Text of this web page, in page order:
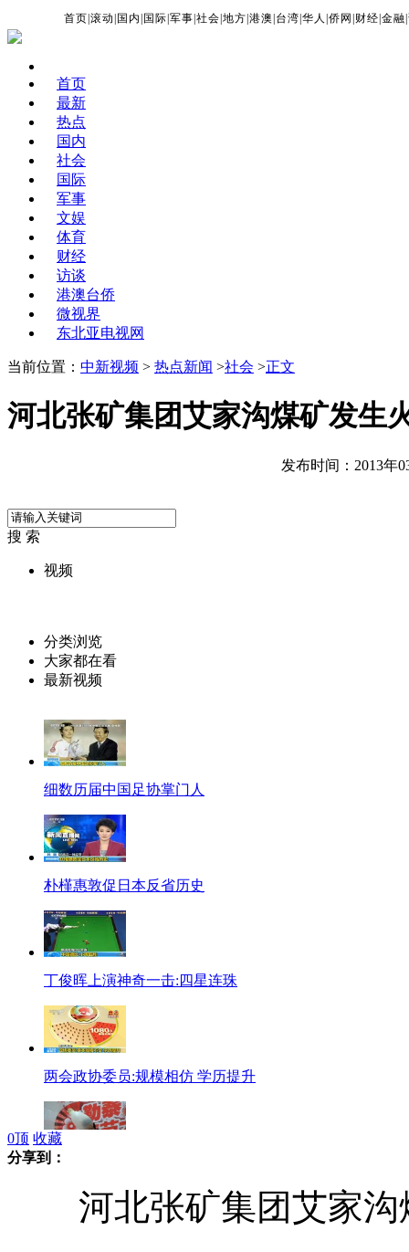
首页 |滚动 国内 国际 |军事 |社会 |地方 |港澳 台湾 |华人 |侨网 财经 |金融 |
首页
最新
热点
国内
社会
国际
军事
文娱
体育
财经
访谈
港澳台侨
微视界
东北亚电视网
当前位置： 中新视频 > 热点新闻 >社会 >正文
河北张矿集团艾家沟煤矿发生
发布时间：2013年
搜 索
视频
分类浏览
大家都在看
最新视频
细数历届中国足协掌门人
朴槿惠敦促日本反省历史
丁俊晖上演神奇一击:四星连珠
两会政协委员:规模相仿 学历提升
牛人用鼻子吹爆手套
0顶 收藏
分享到：
河北张矿集团艾家沟